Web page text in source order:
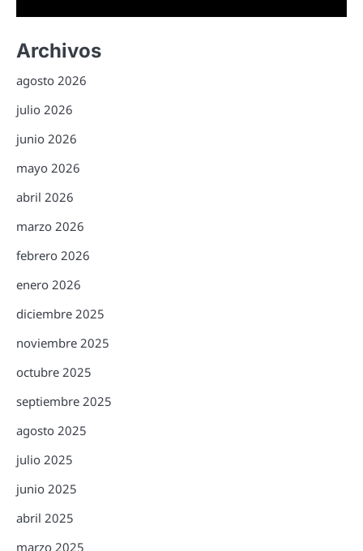
Archivos
agosto 2026
julio 2026
junio 2026
mayo 2026
abril 2026
marzo 2026
febrero 2026
enero 2026
diciembre 2025
noviembre 2025
octubre 2025
septiembre 2025
agosto 2025
julio 2025
junio 2025
abril 2025
marzo 2025